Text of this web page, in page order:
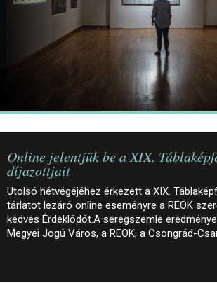
Online jelentjük be a XIX.
díjazottjait
Utolsó hétvégéjéhez érkezett a XIX.
tárlatot lezáró online eseményre a REÖK
kedves Érdeklődőt.A seregszemle
Megyei Jogú Város, a REÖK, a Csongrád-